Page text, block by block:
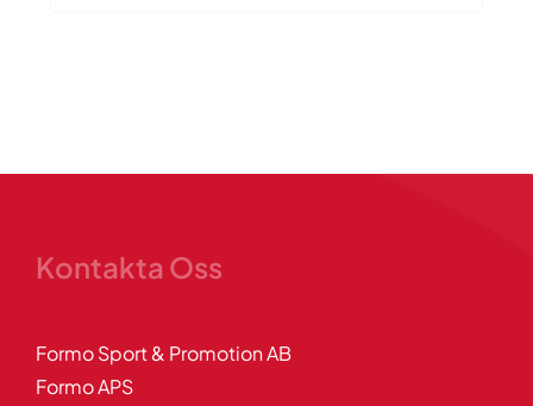
Kontakta Oss
Formo Sport & Promotion AB
Formo APS